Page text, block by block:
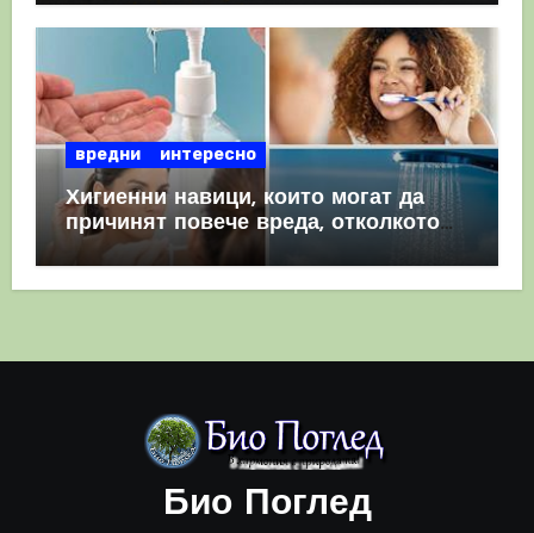
вредни интересно
Хигиенни навици, които могат да
причинят повече вреда, отколкото
полза
Био Поглед